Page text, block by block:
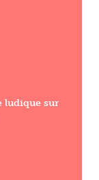
ludique sur